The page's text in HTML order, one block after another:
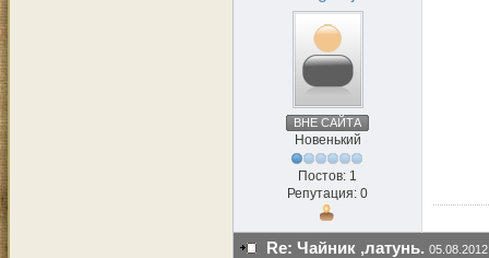
ВНЕ САЙТА
Новенький
Постов: 1
Репутация: 0
Re: Чайник ,латунь.